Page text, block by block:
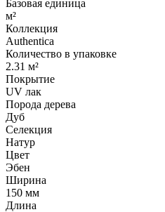
Базовая единица
м²
Коллекция
Authentica
Количество в упаковке
2.31 м²
Покрытие
UV лак
Порода дерева
Дуб
Селекция
Натур
Цвет
Эбен
Ширина
150 мм
Длина